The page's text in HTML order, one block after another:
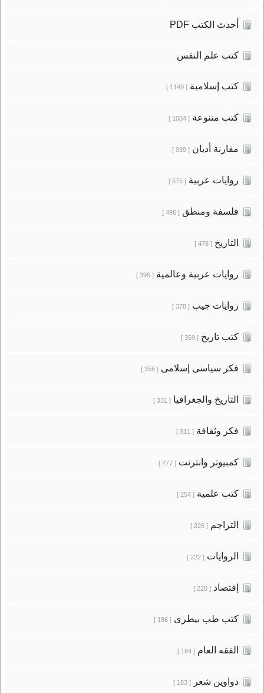
أحدث الكتب PDF
كتب علم النفس
كتب إسلامية[ 1149 ]
كتب متنوعة[ 1084 ]
مقارنة أديان[ 939 ]
روايات عربية[ 575 ]
فلسفة ومنطق[ 496 ]
التاريخ[ 478 ]
روايات عربية وعالمية[ 395 ]
روايات جيب[ 378 ]
كتب تاريخ[ 359 ]
فكر سياسى إسلامى[ 356 ]
التاريخ والجغرافيا[ 331 ]
فكر وثقافة[ 311 ]
كمبيوتر وانترنت[ 277 ]
كتب علمية[ 254 ]
التراجم[ 226 ]
الروايات[ 222 ]
إقتصاد[ 220 ]
كتب طب بيطرى[ 186 ]
الفقه العام[ 184 ]
دواوين شعر[ 183 ]